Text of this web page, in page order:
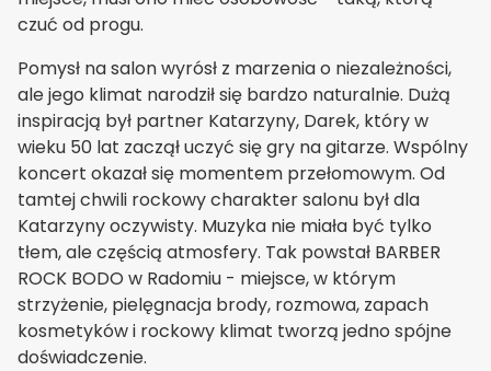
czuć od progu.
Pomysł na salon wyrósł z marzenia o niezależności,
ale jego klimat narodził się bardzo naturalnie. Dużą
inspiracją był partner Katarzyny, Darek, który w
wieku 50 lat zaczął uczyć się gry na gitarze. Wspólny
koncert okazał się momentem przełomowym. Od
tamtej chwili rockowy charakter salonu był dla
Katarzyny oczywisty. Muzyka nie miała być tylko
tłem, ale częścią atmosfery. Tak powstał BARBER
ROCK BODO w Radomiu - miejsce, w którym
strzyżenie, pielęgnacja brody, rozmowa, zapach
kosmetyków i rockowy klimat tworzą jedno spójne
doświadczenie.